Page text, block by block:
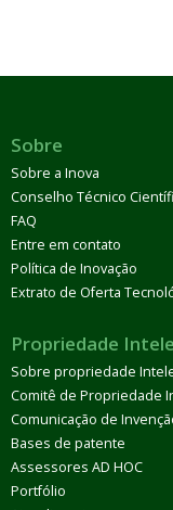
Sobre
Sobre a Inova
Conselho Técnico
FAQ
Entre em contato
Política de Inovação
Extrato de Oferta
Propriedade
Sobre propriedade
Comitê de Propriedade
Comunicação de
Bases de patente
Assessores AD HOC
Portfólio